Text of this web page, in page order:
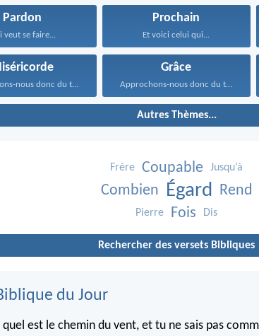
Pardon
veut se faire...
Prochain
Et voici celui qui...
Approchons-nous donc du trône...
Grâce
Approchons-nous donc du trône...
Autres Thèmes...
Frère Coupable Jusqu’à
Combien Égard Rend
Pierre Fois Dis
Rechercher des versets Bibliques
du Jour
quel est le chemin du vent, et tu ne sais pas